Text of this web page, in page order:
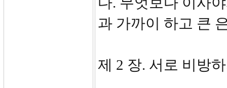
과 가까이 하고 큰
제 2 장. 서로 비방